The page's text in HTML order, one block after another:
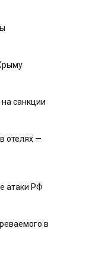
санкции
отелях —
атаки РФ
в